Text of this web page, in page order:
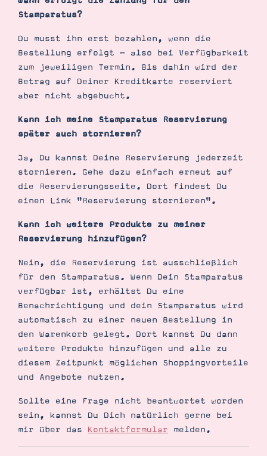
Stamparatus?
Du musst ihn erst bezahlen, wenn die
Bestellung erfolgt - also bei Verfügbarkeit
zum jeweiligen Termin. Bis dahin wird der
Betrag auf Deiner Kreditkarte reserviert
aber nicht abgebucht.
Kann ich meine Stamparatus Reservierung
später auch stornieren?
Ja, Du kannst Deine Reservierung jederzeit
stornieren. Gehe dazu einfach erneut auf
die Reservierungsseite. Dort findest Du
einen Link "Reservierung stornieren".
Kann ich weitere Produkte zu meiner
Reservierung hinzufügen?
Nein, die Reservierung ist ausschließlich
für den Stamparatus. Wenn Dein Stamparatus
verfügbar ist, erhältst Du eine
Benachrichtigung und dein Stamparatus wird
automatisch zu einer neuen Bestellung in
den Warenkorb gelegt. Dort kannst Du dann
weitere Produkte hinzufügen und alle zu
diesem Zeitpunkt möglichen Shoppingvorteile
und Angebote nutzen.
Sollte eine Frage nicht beantwortet worden
sein, kannst Du Dich natürlich gerne bei
mir über das Kontaktformular melden.